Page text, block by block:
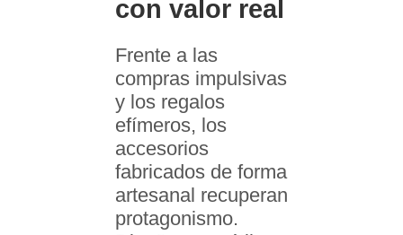
con valor real
Frente a las
compras impulsivas
y los regalos
efímeros, los
accesorios
fabricados de forma
artesanal recuperan
protagonismo.